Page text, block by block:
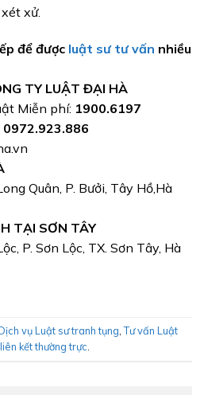
xử.
để được luật sư tư vấn nhiều
TY LUẬT ĐẠI HÀ
Miễn phí: 1900.6197
0972.923.886
Quân, P. Bưởi, Tây Hồ,Hà
TẠI SƠN TÂY
P. Sơn Lộc, TX. Sơn Tây, Hà
vụ Luật sư tranh tụng ,Tư vấn Luật
liên kết thường trực